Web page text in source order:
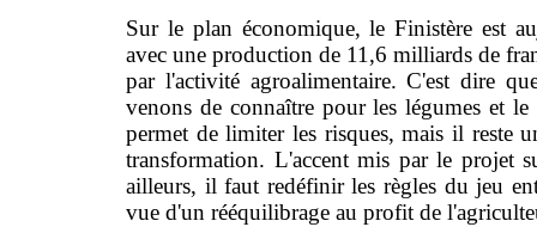
Sur le plan économique, le Finistère est
avec une production de 11,6 milliards de
par l'activité agroalimentaire. C'est dire
venons de connaître pour les légumes et
permet de limiter les risques, mais il
transformation. L'accent mis par le projet
ailleurs, il faut redéfinir les règles du jeu
vue d'un rééquilibrage au profit de